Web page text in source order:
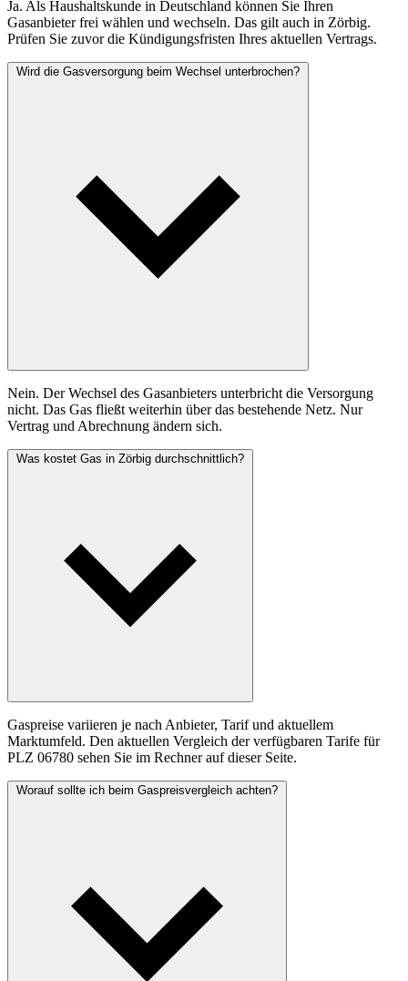
Ja. Als Haushaltskunde in Deutschland können Sie Ihren
Gasanbieter frei wählen und wechseln. Das gilt auch in Zörbig.
Prüfen Sie zuvor die Kündigungsfristen Ihres aktuellen Vertrags.
Wird die Gasversorgung beim Wechsel unterbrochen?
Nein. Der Wechsel des Gasanbieters unterbricht die Versorgung
nicht. Das Gas fließt weiterhin über das bestehende Netz. Nur
Vertrag und Abrechnung ändern sich.
Was kostet Gas in Zörbig durchschnittlich?
Gaspreise variieren je nach Anbieter, Tarif und aktuellem
Marktumfeld. Den aktuellen Vergleich der verfügbaren Tarife für
PLZ 06780 sehen Sie im Rechner auf dieser Seite.
Worauf sollte ich beim Gaspreisvergleich achten?